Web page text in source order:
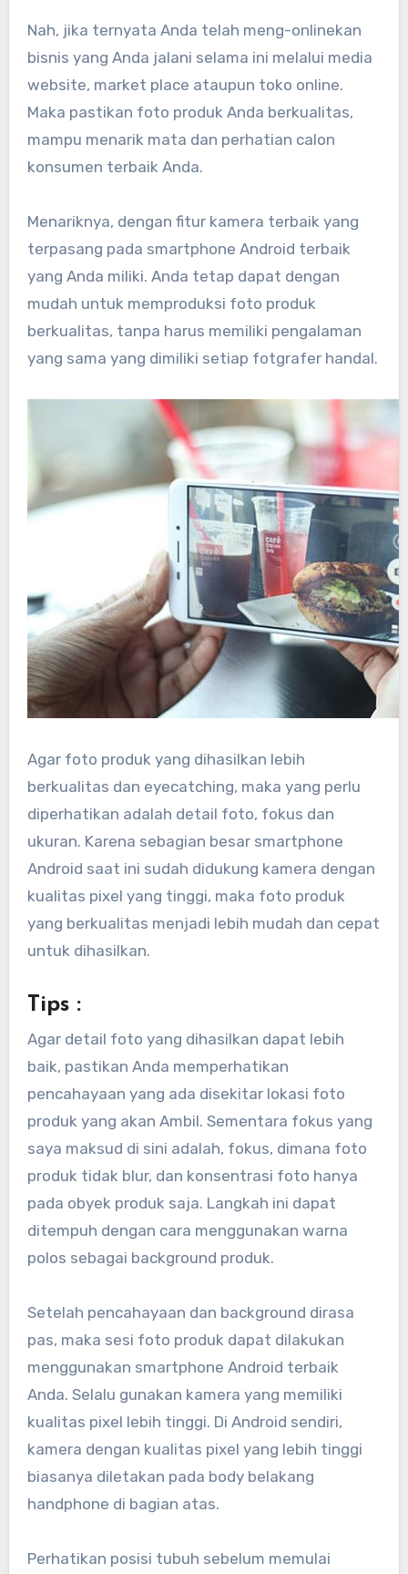
Nah, jika ternyata Anda telah meng-onlinekan
bisnis yang Anda jalani selama ini melalui media
website, market place ataupun toko online.
Maka pastikan foto produk Anda berkualitas,
mampu menarik mata dan perhatian calon
konsumen terbaik Anda.
Menariknya, dengan fitur kamera terbaik yang
terpasang pada smartphone Android terbaik
yang Anda miliki. Anda tetap dapat dengan
mudah untuk memproduksi foto produk
berkualitas, tanpa harus memiliki pengalaman
yang sama yang dimiliki setiap fotgrafer handal.
Agar foto produk yang dihasilkan lebih
berkualitas dan eyecatching, maka yang perlu
diperhatikan adalah detail foto, fokus dan
ukuran. Karena sebagian besar smartphone
Android saat ini sudah didukung kamera dengan
kualitas pixel yang tinggi, maka foto produk
yang berkualitas menjadi lebih mudah dan cepat
untuk dihasilkan.
Tips :
Agar detail foto yang dihasilkan dapat lebih
baik, pastikan Anda memperhatikan
pencahayaan yang ada disekitar lokasi foto
produk yang akan Ambil. Sementara fokus yang
saya maksud di sini adalah, fokus, dimana foto
produk tidak blur, dan konsentrasi foto hanya
pada obyek produk saja. Langkah ini dapat
ditempuh dengan cara menggunakan warna
polos sebagai background produk.
Setelah pencahayaan dan background dirasa
pas, maka sesi foto produk dapat dilakukan
menggunakan smartphone Android terbaik
Anda. Selalu gunakan kamera yang memiliki
kualitas pixel lebih tinggi. Di Android sendiri,
kamera dengan kualitas pixel yang lebih tinggi
biasanya diletakan pada body belakang
handphone di bagian atas.
Perhatikan posisi tubuh sebelum memulai